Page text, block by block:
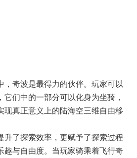
，奇波是最得力的伙伴。玩家可以
们中的一部分可以化身为坐骑，
现真正意义上的陆海空三维自由移
升了探索效率，更赋予了探索过程
趣与自由度。当玩家骑乘着飞行奇